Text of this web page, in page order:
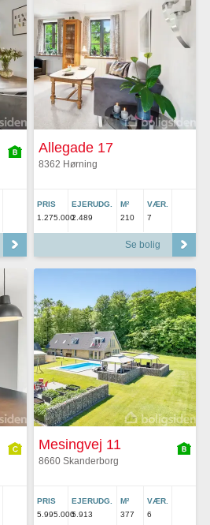
Allegade 17
8362 Hørning
PRIS
1.275.000
EJERUDG.
2.489
M²
210
VÆR.
7
Se bolig
Mesingvej 11
8660 Skanderborg
PRIS
5.995.000
EJERUDG.
5.913
M²
377
VÆR.
6